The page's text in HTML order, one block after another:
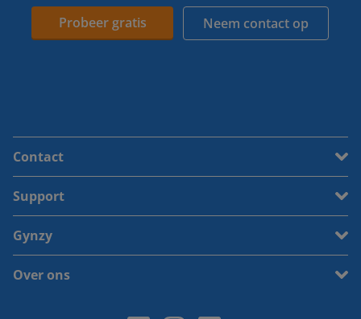
Probeer gratis Neem contact op
Contact
Support
Gynzy
Over ons